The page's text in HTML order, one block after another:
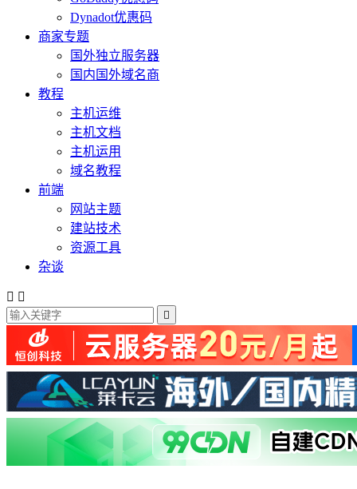
Dynadot优惠码
商家专题
国外独立服务器
国内国外域名商
教程
主机运维
主机文档
主机运用
域名教程
前端
网站主题
建站技术
资源工具
杂谈
 
